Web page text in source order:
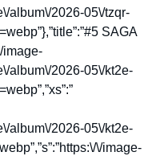
album\/2026-05\/tzqr-
SAGA
image-
album\/2026-05\/kt2e-
album\/2026-05\/kt2e-
\/image-